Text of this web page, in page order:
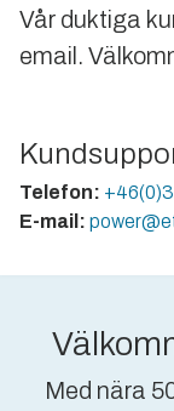
Vår duktiga
email.
Telefon:
E-mail:
Med nära